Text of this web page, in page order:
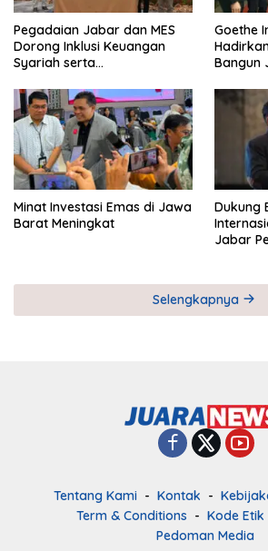
Pegadaian Jabar dan MES
Dorong Inklusi Keuangan
Syariah serta
Goethe
Bangun
Minat Investasi Emas di Jawa
Barat Meningkat
Dukung
Jabar
Selengkapnya
Tentang Kami Kontak
Term & Conditions
Kode
Pedoman Media